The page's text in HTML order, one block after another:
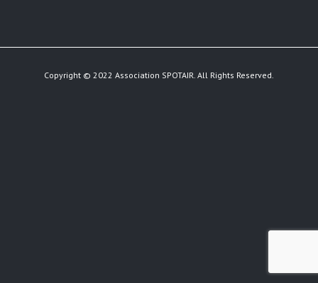
Copyright © 2022 Association SPOTAIR. All Rights Reserved.